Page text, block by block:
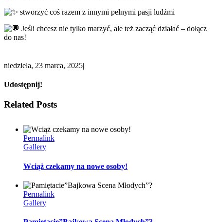
stworzyć coś razem z innymi pełnymi pasji ludźmi
Jeśli chcesz nie tylko marzyć, ale też zacząć działać – dołącz
do nas!
niedziela, 23 marca, 2025|
Udostępnij!
Facebook
Twitter
Linkedin
Reddit
Tumblr
Google+
Pinterest
Vk
Related Posts
Permalink
Gallery
Wciąż czekamy na nowe osoby!
Permalink
Gallery